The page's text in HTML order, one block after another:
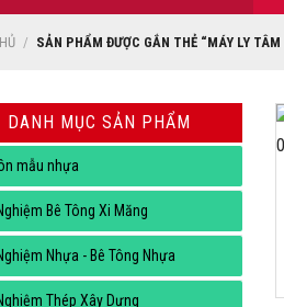
/ SẢN PHẨM ĐƯỢC GẮN THẺ “MÁY LY TÂM
DANH MỤC SẢN PHẨM
mẫu nhựa
Bê Tông Xi Măng
Nhựa - Bê Tông Nhựa
Thép Xây Dựng